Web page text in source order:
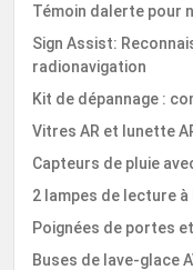
Témoin dalerte pour
Sign Assist:
radionavigation
Kit de dépannage :
Vitres AR et lunette
Capteurs de pluie
2 lampes de lecture à
Poignées de portes
Buses de lave-glace